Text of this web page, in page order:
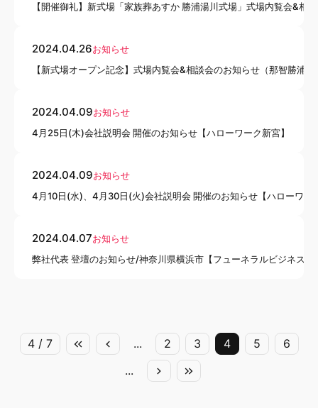
【開催御礼】新式場「家族葬あすか 勝浦湯川式場」式場内覧会&相
2024.04.26お知らせ
【新式場オープン記念】式場内覧会&相談会のお知らせ（那智勝浦町
2024.04.09お知らせ
4月25日(木)会社説明会 開催のお知らせ【ハローワーク新宮】
2024.04.09お知らせ
4月10日(水)、4月30日(火)会社説明会 開催のお知らせ【ハローワー
2024.04.07お知らせ
弊社代表 登壇のお知らせ/神奈川県横浜市【フューネラルビジネス
4 / 7 ... 2 3 4 5
6
...